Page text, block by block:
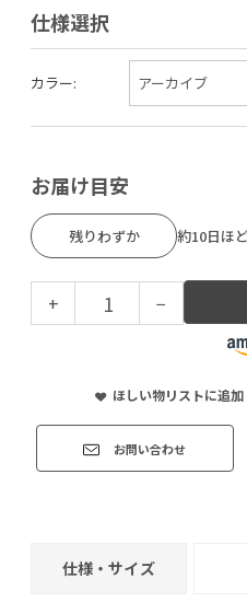
仕様選択
カラー:
お届け目安
残りわずか 約10日ほ
+ −
ほしい物リストに追加
お問い合わせ
仕様・サイズ